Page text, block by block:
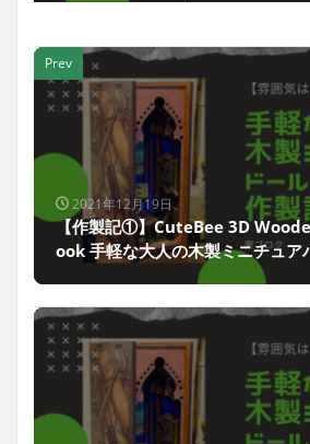
Prev
2021年12月19日
【作製記①】CuteBee 3D
ook 手軽な大人の木製ミニチュア